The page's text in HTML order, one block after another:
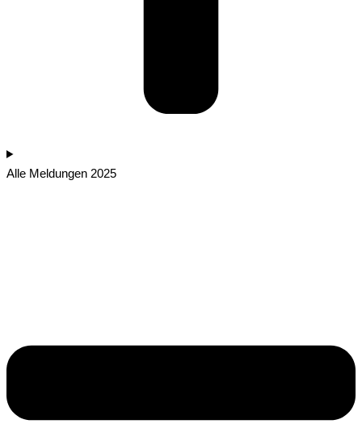
Alle Meldungen 2025